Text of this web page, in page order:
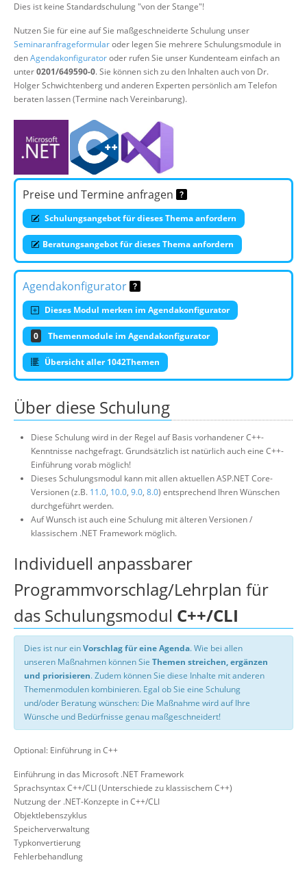
Dies ist keine Standardschulung "von der Stange"!
Nutzen Sie für eine auf Sie maßgeschneiderte Schulung unser
Seminaranfrageformularoder legen Sie mehrere Schulungsmodule in
denAgendakonfiguratoroder rufen Sie unser Kundenteam einfach an
unter0201/649590-0. Sie können sich zu den Inhalten auch von Dr.
Holger Schwichtenberg und anderen Experten persönlich am Telefon
beraten lassen (Termine nach Vereinbarung).
Preise und Termine anfragen
Schulungsangebot für dieses Thema anfordern
Beratungsangebot für dieses Thema anfordern
Agendakonfigurator
Dieses Modul merken im Agendakonfigurator
0 Themenmodule im Agendakonfigurator
Übersicht aller 1042Themen
Über diese Schulung
Diese Schulung wird in der Regel auf Basis vorhandener C++-
Kenntnisse nachgefragt. Grundsätzlich ist natürlich auch eine C++-
Einführung vorab möglich!
Dieses Schulungsmodul kann mit allen aktuellen ASP.NET Core-
Versionen (z.B. 11.0, 10.0, 9.0, 8.0) entsprechend Ihren Wünschen
durchgeführt werden.
Auf Wunsch ist auch eine Schulung mit älteren Versionen /
klassischem .NET Framework möglich.
Individuell anpassbarer
Programmvorschlag/Lehrplan für
das Schulungsmodul C++/CLI
Dies ist nur einVorschlag für eine Agenda. Wie bei allen
unseren Maßnahmen können Sie Themen streichen, ergänzen
und priorisieren. Zudem können Sie diese Inhalte mit anderen
Themenmodulen kombinieren. Egal ob Sie eine Schulung
und/oder Beratung wünschen: Die Maßnahme wird auf Ihre
Wünsche und Bedürfnisse genau maßgeschneidert!
Optional: Einführung in C++
Einführung in das Microsoft .NET Framework
Sprachsyntax C++/CLI (Unterschiede zu klassischem C++)
Nutzung der .NET-Konzepte in C++/CLI
Objektlebenszyklus
Speicherverwaltung
Typkonvertierung
Fehlerbehandlung